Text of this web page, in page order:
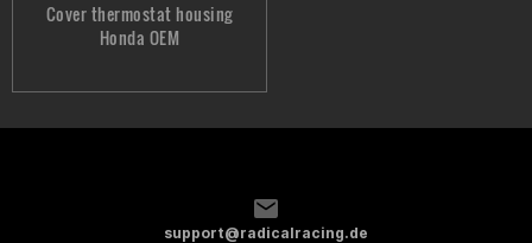
Cover thermostat housing
Honda OEM
support@radicalracing.de